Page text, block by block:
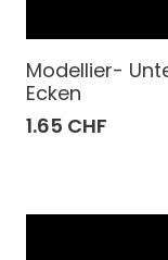
Modellier-
Ecken
1.65 CHF